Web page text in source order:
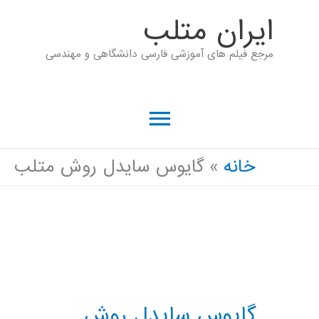
ايران متلب
مرجع فیلم های آموزشی فارسی دانشگاهی و مهندسی
فهرست
اصلی
خانه گایوس سایدل روش متلب